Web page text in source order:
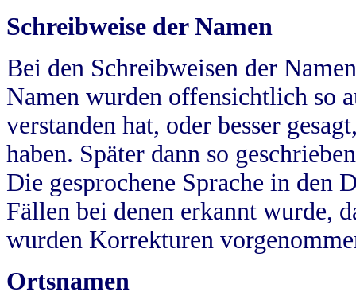
Schreibweise der Namen
Bei den Schreibweisen der
Namen wurden offensichtlich so
verstanden hat, oder besser
haben. Später dann so
Die gesprochene Sprache in
Fällen bei denen erkannt wurde,
wurden Korrekturen
Ortsnamen